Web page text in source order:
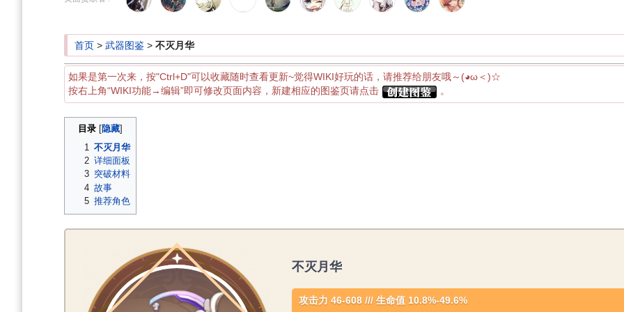
首页 > 武器图鉴 > 不灭月华
如果是第一次来，按"Ctrl+D"可以收藏随时查看更新~觉得WIKI好玩的话，请推荐给朋友哦～(◕ω＜)☆
按右上角“WIKI功能→编辑”即可修改页面内容，新建相应的图鉴页请点击
。
目录
1
不灭月华
2 详细面板
3 突破材料
4 故事
5 推荐角色
不灭月华
攻击力 46-608 /// 生命值 10.8%-49.6%